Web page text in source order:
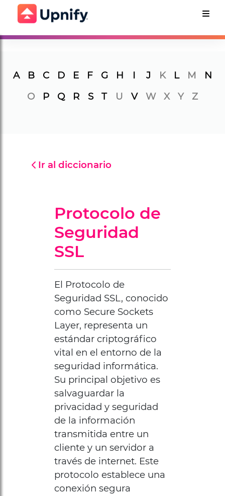
A B C D E F G H I J K L M
N
O
P Q R S T U V W X Y Z
Ir al diccionario
Protocolo de
Seguridad
SSL
El Protocolo de
Seguridad SSL, conocido
como Secure Sockets
Layer, representa un
estándar criptográfico
vital en el entorno de la
seguridad informática.
Su principal objetivo es
salvaguardar la
privacidad y seguridad
de la información
transmitida entre un
cliente y un servidor a
través de internet. Este
protocolo establece una
conexión segura